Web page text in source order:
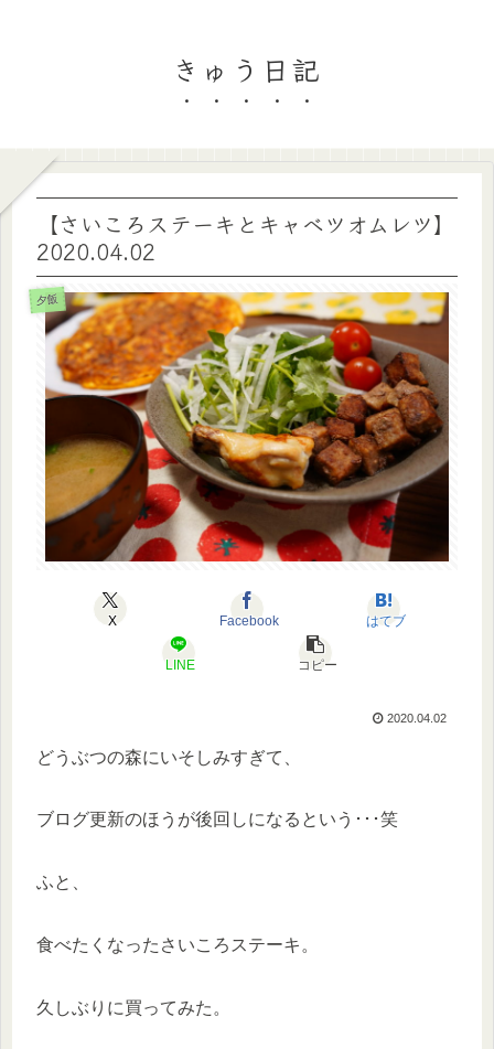
きゅう日記
【さいころステーキとキャベツオムレツ】
2020.04.02
夕飯
X Facebook はてブ
LINE コピー
2020.04.02
どうぶつの森にいそしみすぎて、
ブログ更新のほうが後回しになるという･･･笑
ふと、
食べたくなったさいころステーキ。
久しぶりに買ってみた。